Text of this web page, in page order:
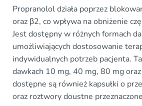
Propranolol działa poprzez
oraz β2, co wpływa na obniżenie
Jest dostępny w różnych formach
umożliwiających dostosowanie
indywidualnych potrzeb pacjenta.
dawkach 10 mg, 40 mg, 80 mg
dostępne są również kapsułki o
oraz roztwory doustne